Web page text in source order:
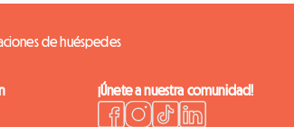
de huéspedes
¡Únete a nuestra comunidad!